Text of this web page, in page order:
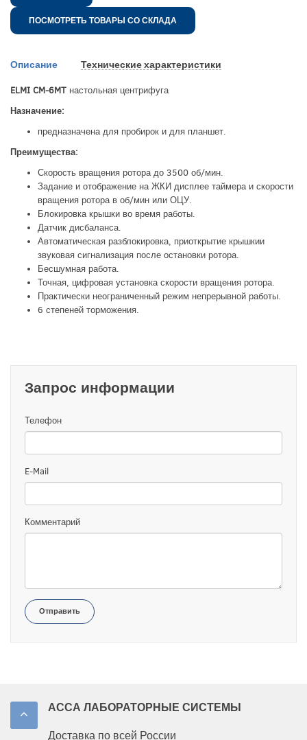
ПОСМОТРЕТЬ ТОВАРЫ СО СКЛАДА
Описание Технические характеристики
ELMI CM-6MT настольная центрифуга
Назначение:
предназначена для пробирок и для планшет.
Преимущества:
Скорость вращения ротора до 3500 об/мин.
Задание и отображение на ЖКИ дисплее таймера и скорости
вращения ротора в об/мин или ОЦУ.
Блокировка крышки во время работы.
Датчик дисбаланса.
Автоматическая разблокировка, приоткрытие крышкии
звуковая сигнализация после остановки ротора.
Бесшумная работа.
Точная, цифровая установка скорости вращения ротора.
Практически неограниченный режим непрерывной работы.
6 степеней торможения.
Запрос информации
Телефон
E-Mail
Комментарий
Отправить
АССА ЛАБОРАТОРНЫЕ СИСТЕМЫ
Доставка по всей России